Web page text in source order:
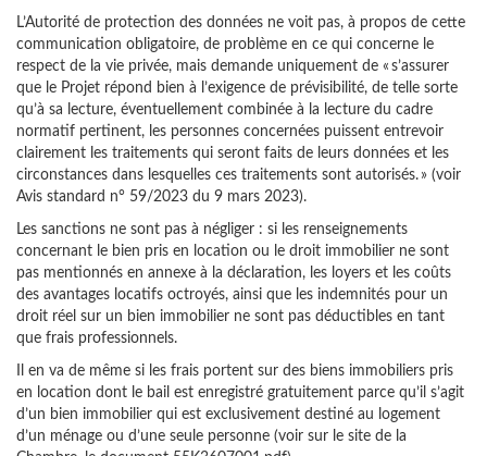
L’Autorité de protection des données ne voit pas, à propos de cette
communication obligatoire, de problème en ce qui concerne le
respect de la vie privée, mais demande uniquement de « s’assurer
que le Projet répond bien à l’exigence de prévisibilité, de telle sorte
qu’à sa lecture, éventuellement combinée à la lecture du cadre
normatif pertinent, les personnes concernées puissent entrevoir
clairement les traitements qui seront faits de leurs données et les
circonstances dans lesquelles ces traitements sont autorisés. » (voir
Avis standard n° 59/2023 du 9 mars 2023).
Les sanctions ne sont pas à négliger : si les renseignements
concernant le bien pris en location ou le droit immobilier ne sont
pas mentionnés en annexe à la déclaration, les loyers et les coûts
des avantages locatifs octroyés, ainsi que les indemnités pour un
droit réel sur un bien immobilier ne sont pas déductibles en tant
que frais professionnels.
Il en va de même si les frais portent sur des biens immobiliers pris
en location dont le bail est enregistré gratuitement parce qu’il s’agit
d’un bien immobilier qui est exclusivement destiné au logement
d’un ménage ou d’une seule personne (voir sur le site de la